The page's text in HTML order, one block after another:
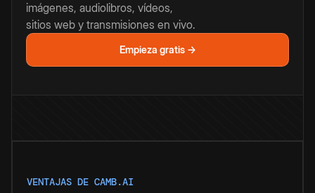
imágenes, audiolibros, vídeos,
sitios web y transmisiones en vivo.
Empieza gratis →
VENTAJAS DE CAMB.AI